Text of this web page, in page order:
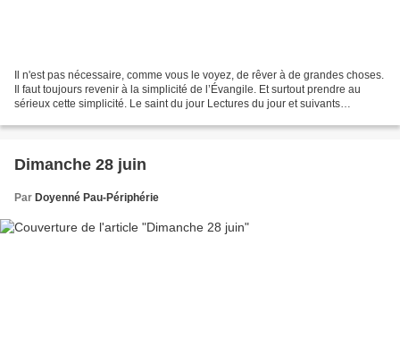
Il n'est pas nécessaire, comme vous le voyez, de rêver à de grandes choses.
Il faut toujours revenir à la simplicité de l’Évangile. Et surtout prendre au
sérieux cette simplicité. Le saint du jour Lectures du jour et suivants
Dimanche 28 juin
Par Doyenné Pau-Périphérie